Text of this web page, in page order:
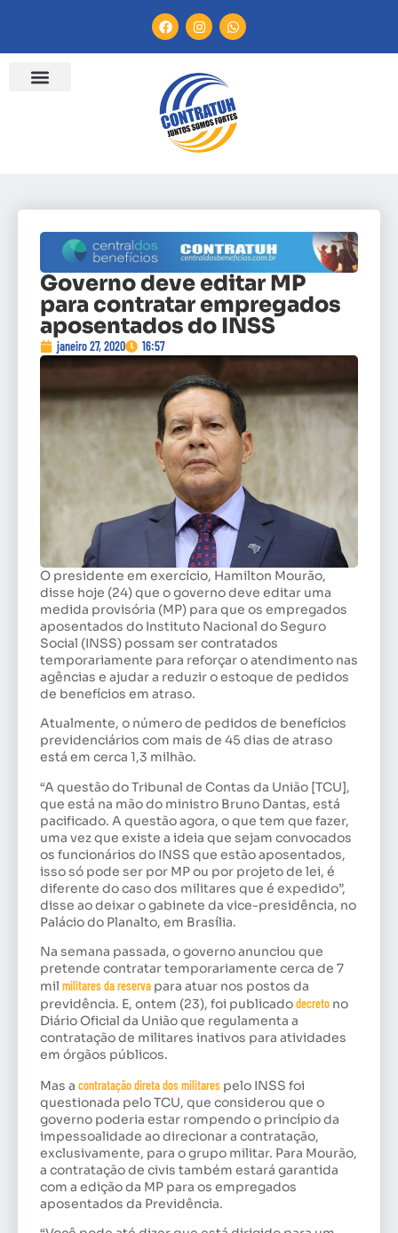
Governo deve editar MP
para contratar empregados
aposentados do INSS
janeiro 27, 2020 16:57
O presidente em exercício, Hamilton Mourão,
disse hoje (24) que o governo deve editar uma
medida provisória (MP) para que os empregados
aposentados do Instituto Nacional do Seguro
Social (INSS) possam ser contratados
temporariamente para reforçar o atendimento nas
agências e ajudar a reduzir o estoque de pedidos
de benefícios em atraso.
Atualmente, o número de pedidos de benefícios
previdenciários com mais de 45 dias de atraso
está em cerca 1,3 milhão.
“A questão do Tribunal de Contas da União [TCU],
que está na mão do ministro Bruno Dantas, está
pacificado. A questão agora, o que tem que fazer,
uma vez que existe a ideia que sejam convocados
os funcionários do INSS que estão aposentados,
isso só pode ser por MP ou por projeto de lei, é
diferente do caso dos militares que é expedido”,
disse ao deixar o gabinete da vice-presidência, no
Palácio do Planalto, em Brasília.
Na semana passada, o governo anunciou que
pretende contratar temporariamente cerca de 7
mil militares da reserva para atuar nos postos da
previdência. E, ontem (23), foi publicadodecreto no
Diário Oficial da União que regulamenta a
contratação de militares inativos para atividades
em órgãos públicos.
Mas a contratação direta dos militares pelo INSS foi
questionada pelo TCU, que considerou que o
governo poderia estar rompendo o princípio da
impessoalidade ao direcionar a contratação,
exclusivamente, para o grupo militar. Para Mourão,
a contratação de civis também estará garantida
com a edição da MP para os empregados
aposentados da Previdência.